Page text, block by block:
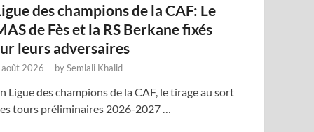
des champions de la CAF: Le
de Fès et la RS Berkane fixés
leurs adversaires
2026 - bySemlali Khalid
Ligue des champions de la CAF, le tirage au sort
tours préliminaires 2026-2027 …